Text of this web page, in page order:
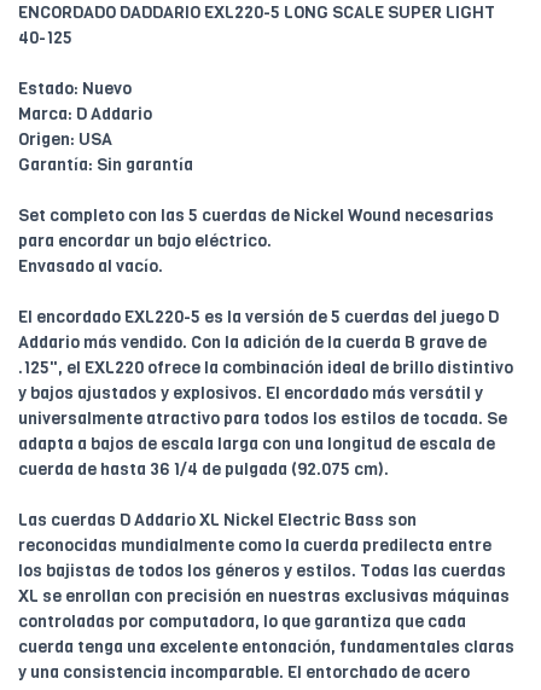
ENCORDADO DADDARIO EXL220-5 LONG SCALE SUPER LIGHT
40-125
Estado: Nuevo
Marca: D Addario
Origen: USA
Garantía: Sin garantía
Set completo con las 5 cuerdas de Nickel Wound necesarias
para encordar un bajo eléctrico.
Envasado al vacío.
El encordado EXL220-5 es la versión de 5 cuerdas del juego D
Addario más vendido. Con la adición de la cuerda B grave de
.125", el EXL220 ofrece la combinación ideal de brillo distintivo
y bajos ajustados y explosivos. El encordado más versátil y
universalmente atractivo para todos los estilos de tocada. Se
adapta a bajos de escala larga con una longitud de escala de
cuerda de hasta 36 1/4 de pulgada (92.075 cm).
Las cuerdas D Addario XL Nickel Electric Bass son
reconocidas mundialmente como la cuerda predilecta entre
los bajistas de todos los géneros y estilos. Todas las cuerdas
XL se enrollan con precisión en nuestras exclusivas máquinas
controladas por computadora, lo que garantiza que cada
cuerda tenga una excelente entonación, fundamentales claras
y una consistencia incomparable. El entorchado de acero